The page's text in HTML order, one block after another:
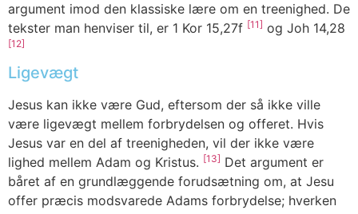
argument imod den klassiske lære om en treenighed. De
tekster man henviser til, er 1 Kor 15,27f [11] og Joh 14,28
[12]
Ligevægt
Jesus kan ikke være Gud, eftersom der så ikke ville
være ligevægt mellem forbrydelsen og offeret. Hvis
Jesus var en del af treenigheden, vil der ikke være
lighed mellem Adam og Kristus. [13] Det argument er
båret af en grundlæggende forudsætning om, at Jesu
offer præcis modsvarede Adams forbrydelse; hverken